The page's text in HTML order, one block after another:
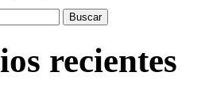
Buscar
recientes